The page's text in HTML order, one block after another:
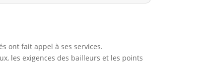
ont fait appel à ses services.
les exigences des bailleurs et les points